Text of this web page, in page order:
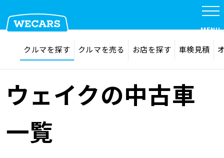
在庫検索 サイト内検索
MENU
クルマを探す
クルマを探す クルマを売る お店を探す 車検見積
ウェイクの中古車
一覧